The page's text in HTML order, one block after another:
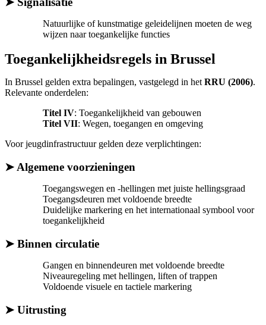
Natuurlijke of kunstmatige geleidelijnen moeten de weg
wijzen naar toegankelijke functies
Toegankelijkheidsregels in Brussel
In Brussel gelden extra bepalingen, vastgelegd in hetRRU (2006).
Relevante onderdelen:
Titel IV: Toegankelijkheid van gebouwen
Titel VII: Wegen, toegangen en omgeving
Voor jeugdinfrastructuur gelden deze verplichtingen:
➤ Algemene voorzieningen
Toegangswegen en -hellingen met juiste hellingsgraad
Toegangsdeuren met voldoende breedte
Duidelijke markering en het internationaal symbool voor
toegankelijkheid
➤ Binnen circulatie
Gangen en binnendeuren met voldoende breedte
Niveauregeling met hellingen, liften of trappen
Voldoende visuele en tactiele markering
➤ Uitrusting